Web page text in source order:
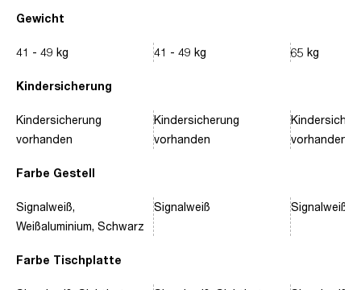
Gewicht
Kindersicherung
Farbe Gestell
Farbe Tischplatte
41 - 49 kg
Kindersicherung
vorhanden
Signalweiß,
Weißaluminium, Schwarz
41 - 49 kg
Kindersicherung
vorhanden
Signalweiß
65 kg
vorhanden
Signalweiß,